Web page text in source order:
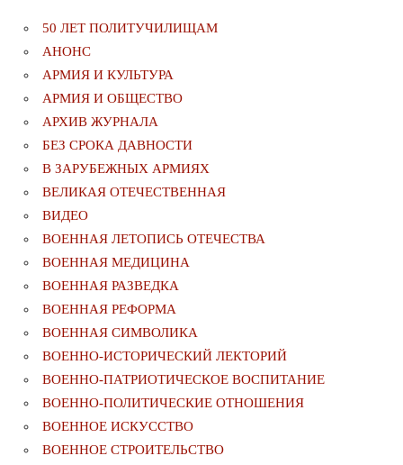
50 ЛЕТ ПОЛИТУЧИЛИЩАМ
АНОНС
АРМИЯ И КУЛЬТУРА
АРМИЯ И ОБЩЕСТВО
АРХИВ ЖУРНАЛА
БЕЗ СРОКА ДАВНОСТИ
В ЗАРУБЕЖНЫХ АРМИЯХ
ВЕЛИКАЯ ОТЕЧЕСТВЕННАЯ
ВИДЕО
ВОЕННАЯ ЛЕТОПИСЬ ОТЕЧЕСТВА
ВОЕННАЯ МЕДИЦИНА
ВОЕННАЯ РАЗВЕДКА
ВОЕННАЯ РЕФОРМА
ВОЕННАЯ СИМВОЛИКА
ВОЕННО-ИСТОРИЧЕСКИЙ ЛЕКТОРИЙ
ВОЕННО-ПАТРИОТИЧЕСКОЕ ВОСПИТАНИЕ
ВОЕННО-ПОЛИТИЧЕСКИE ОТНОШЕНИЯ
ВОЕННОЕ ИСКУССТВО
ВОЕННОЕ СТРОИТЕЛЬСТВО